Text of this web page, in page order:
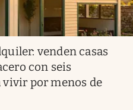
venden casas
con seis
por menos de